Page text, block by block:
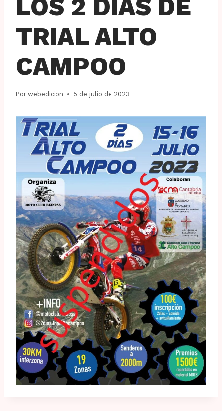
LOS 2 DÍAS DE
TRIAL ALTO
CAMPOO
Por webedicion 5 de julio de 2023